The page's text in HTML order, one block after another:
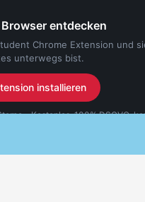
entdecken
Chrome Extension und
unterwegs bist.
installieren
- Kostenlos, 100% DSGVO-